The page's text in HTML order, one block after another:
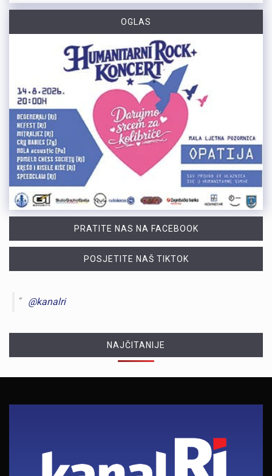
OGLAS
PRATITE NAS NA FACEBOOK
POSJETITE NAŠ TIKTOK
@kanalri
NAJČITANIJE